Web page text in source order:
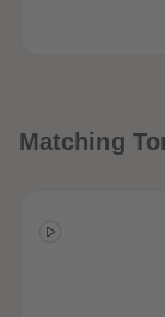
Matching